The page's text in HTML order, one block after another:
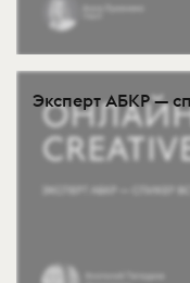
Эксперт АБКР —